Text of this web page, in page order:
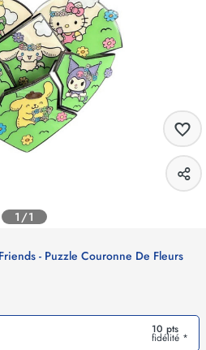
1/1
- Puzzle Couronne De Fleurs
10 pts
fidélité *